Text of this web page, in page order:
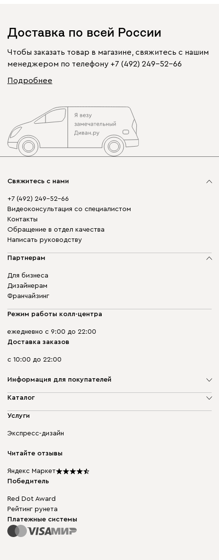
Доставка по всей России
Чтобы заказать товар в магазине, свяжитесь с нашим
менеджером по телефону +7 (492) 249-52-66
Подробнее
Свяжитесь с нами
+7 (492) 249-52-66
Видеоконсультация со специалистом
Контакты
Обращение в отдел качества
Написать руководству
Партнерам
Для бизнеса
Дизайнерам
Франчайзинг
Режим работы колл-центра
ежедневно с 9:00 до 22:00
Доставка заказов
с 10:00 до 22:00
Информация для покупателей
О компании
Доставка и оплата
диван.клуб
Карьера
Подарочные сертификаты
Мы в прессе
Каталог
Мягкая мебель
Бескаркасная мебель
Столы и стулья
Услуги
Экспресс-дизайн
Читайте отзывы
Яндекс Маркет
Победитель
Red Dot Award
Рейтинг рунета
Платежные системы